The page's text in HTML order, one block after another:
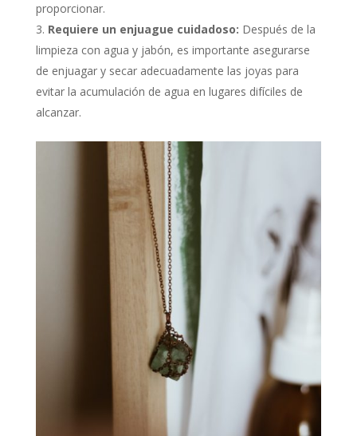
proporcionar.
Requiere un enjuague cuidadoso: Después de la
limpieza con agua y jabón, es importante asegurarse
de enjuagar y secar adecuadamente las joyas para
evitar la acumulación de agua en lugares difíciles de
alcanzar.